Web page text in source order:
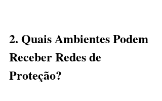
2. Quais Ambientes Podem
Receber Redes de
Proteção?